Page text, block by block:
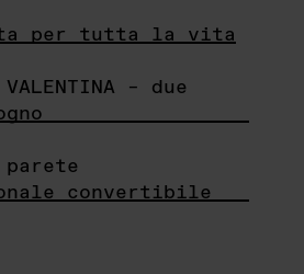
per tutta la vita
– due
parete
convertibile